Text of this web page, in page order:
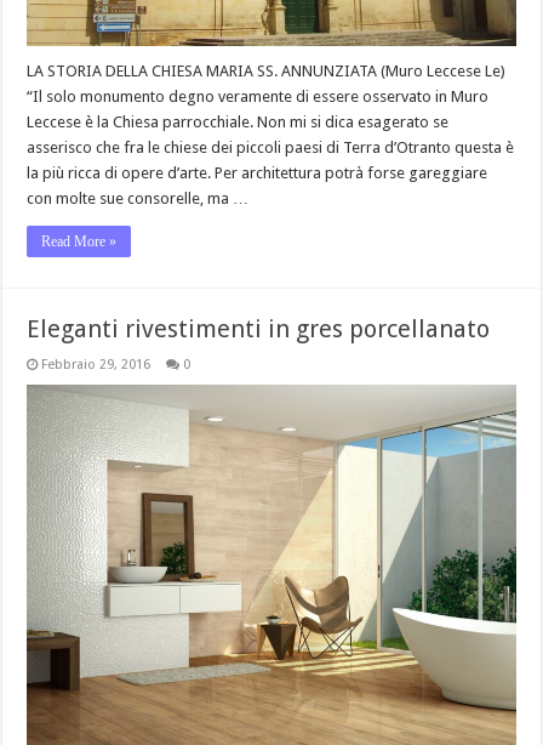
LA STORIA DELLA CHIESA MARIA SS. ANNUNZIATA (Muro Leccese Le)
“Il solo monumento degno veramente di essere osservato in Muro
Leccese è la Chiesa parrocchiale. Non mi si dica esagerato se
asserisco che fra le chiese dei piccoli paesi di Terra d’Otranto questa è
la più ricca di opere d’arte. Per architettura potrà forse gareggiare
con molte sue consorelle, ma …
Read More »
Eleganti rivestimenti in gres porcellanato
Febbraio 29, 2016 0